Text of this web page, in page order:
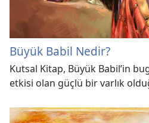
Büyük Babil Nedir?
Kutsal Kitap, Büyük Babil’in
etkisi olan güçlü bir varlık